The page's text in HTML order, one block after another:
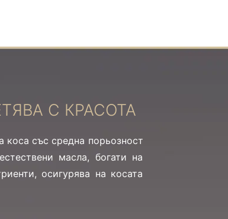
С КРАСОТА
коса със средна порьозност
масла, богати на
осигурява на косата